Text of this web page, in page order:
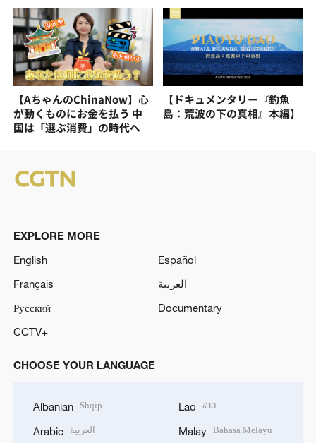
【AちゃんのChinaNow】心
が動くものにお金を払う 中
国は「選ぶ消費」の時代へ
【ドキュメンタリー『釣魚
島：荒波の下の真相』本編】
EXPLORE MORE
English
Español
Français
العربية
Русский
Documentary
CCTV+
CHOOSE YOUR LANGUAGE
Albanian Shqip
Arabic العربية
Lao ລາວ
Malay Bahasa Melayu